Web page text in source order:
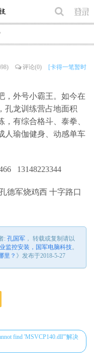
评论(0)
[卡得一笔暂时
，外号小霸王。如今在
孔龙训练营占地面积
有综合格斗、泰拳、
人瑜伽健身、动感单车
13148223344
德军烧鸡西 十字路口
: 孔国军 ， 转载或复制请以
监控安装，国军电脑科技。
里？ 》发布于2018-5-27
find 'MSVCP140.dll'”解决